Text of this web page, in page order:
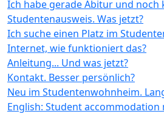
Ich habe gerade Abitur und noch
Studentenausweis. Was jetzt?
Ich suche einen Platz im
Internet, wie funktioniert das?
Anleitung... Und was jetzt?
Kontakt. Besser persönlich?
Neu im Studentenwohnheim.
English: Student accommodation